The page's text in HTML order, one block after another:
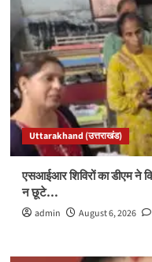
Uttarakhand (उत्तराखंड)
एसआईआर शिविरों का डीएम ने
न छूटे…
admin August 6, 2026